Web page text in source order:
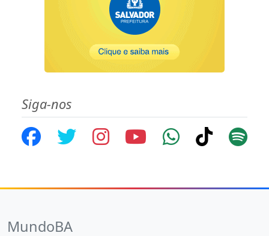
Siga-nos
MundoBA